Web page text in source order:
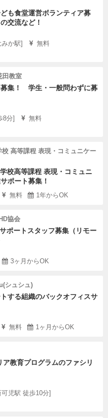
ども食堂運営ボランティア募
交流など！
か駅]
無料
田教室
集！ 学生・一般問わずに募
8分]
無料
高等課程 表現・コミュニケー
校高等課程 表現・コミュニ
ポート募集！
無料 1年からOK
協会
ポートスタッフ募集（リモー
3ヶ月からOK
シュシュ)
する組織のバックオフィスサ
無料 1ヶ月からOK
ア教育プログラムのファシリ
児駅 徒歩10分]